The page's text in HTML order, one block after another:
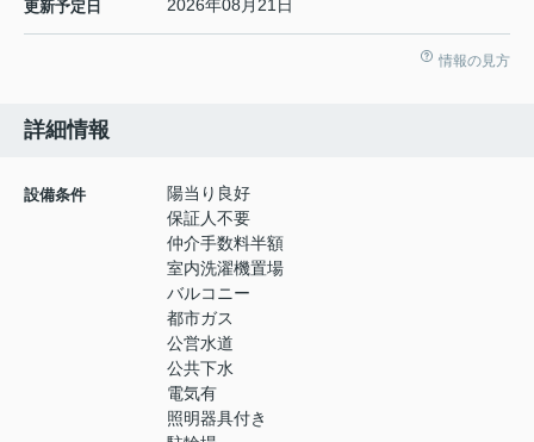
更新予定日 2026年08月21日
情報の見方
詳細情報
設備条件
陽当り良好
保証人不要
仲介手数料半額
室内洗濯機置場
バルコニー
都市ガス
公営水道
公共下水
電気有
照明器具付き